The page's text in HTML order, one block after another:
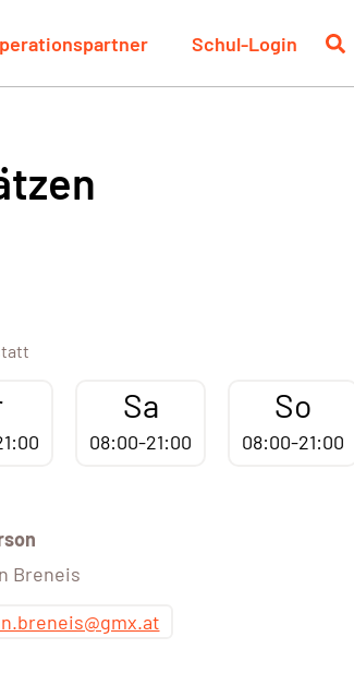
Schul-Login
Sa
08:00-21:00
So
08:00-21:00
Breneis